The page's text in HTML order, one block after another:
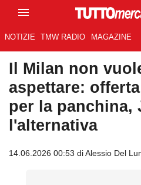
NOTIZIE TMW RADIO MAGAZINE
Il Milan non
aspettare:
per la panchina,
l'alternativa
14.06.2026 00:53 di Alessio Del